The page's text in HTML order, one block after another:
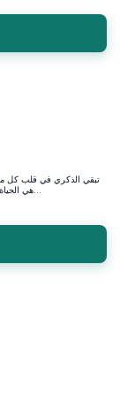
تبقي الذكري في قلب كل